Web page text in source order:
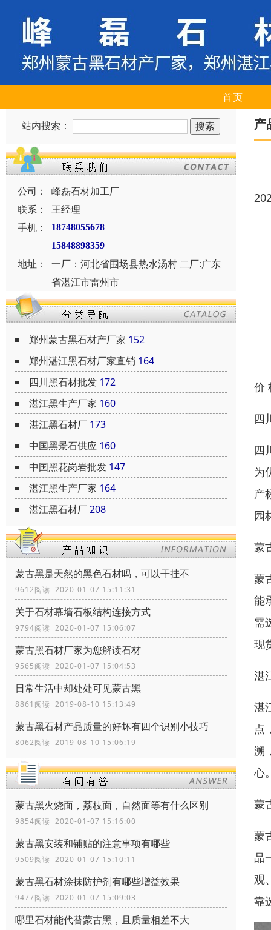
首页
站内搜索：
公司：
峰磊石材加工厂
联系：
王经理
手机：
18748055678
15848898359
地址：
一厂：河北省围场县热水汤村 二厂:广东
省湛江市雷州市
郑州蒙古黑石材产厂家 152
郑州湛江黑石材厂家直销 164
四川黑石材批发 172
湛江黑生产厂家 160
湛江黑石材厂 173
中国黑景石供应 160
中国黑花岗岩批发 147
湛江黑生产厂家 164
湛江黑石材厂208
蒙古黑是天然的黑色石材吗，可以干挂不
9612阅读 2020-01-07 15:11:31
关于石材幕墙石板结构连接方式
9794阅读 2020-01-07 15:06:07
蒙古黑石材厂家为您解读石材
9565阅读 2020-01-07 15:04:53
日常生活中却处处可见蒙古黑
8861阅读 2019-08-10 15:13:49
蒙古黑石材产品质量的好坏有四个识别小技巧
8062阅读 2019-08-10 15:06:19
蒙古黑火烧面，荔枝面，自然面等有什么区别
9854阅读 2020-01-07 15:16:00
蒙古黑安装和铺贴的注意事项有哪些
9509阅读 2020-01-07 15:10:11
蒙古黑石材涂抹防护剂有哪些增益效果
9477阅读 2020-01-07 15:09:03
哪里石材能代替蒙古黑，且质量相差不大
产
价
四
四
为
产
园
蒙
蒙
能
需
现
湛
湛
点
溯
心
蒙
蒙
品
观
靠